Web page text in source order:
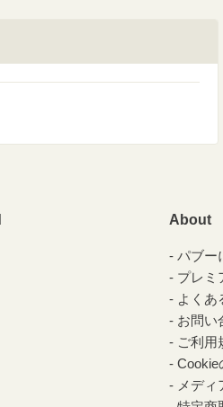
About
パブー
プレミ
よくあ
お問い
ご利用
Cookie
メディ